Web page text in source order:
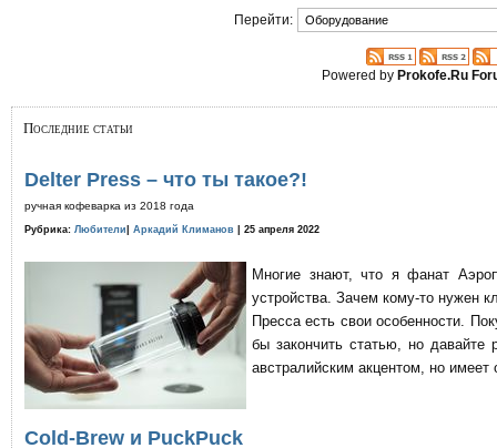
Перейти:
Powered byProkofe.Ru
Последние статьи
Delter Press – что ты такое?!
ручная кофеварка из 2018 года
Рубрика: Любители Аркадий Климанов | 25 апреля 2022
Многие знают, что я фанат
устройства. Зачем кому-то нужен
Пресса есть свои особенности.
бы закончить статью, но давайте
австралийским акцентом, но имеет
Cold-Brew и PuckPuck